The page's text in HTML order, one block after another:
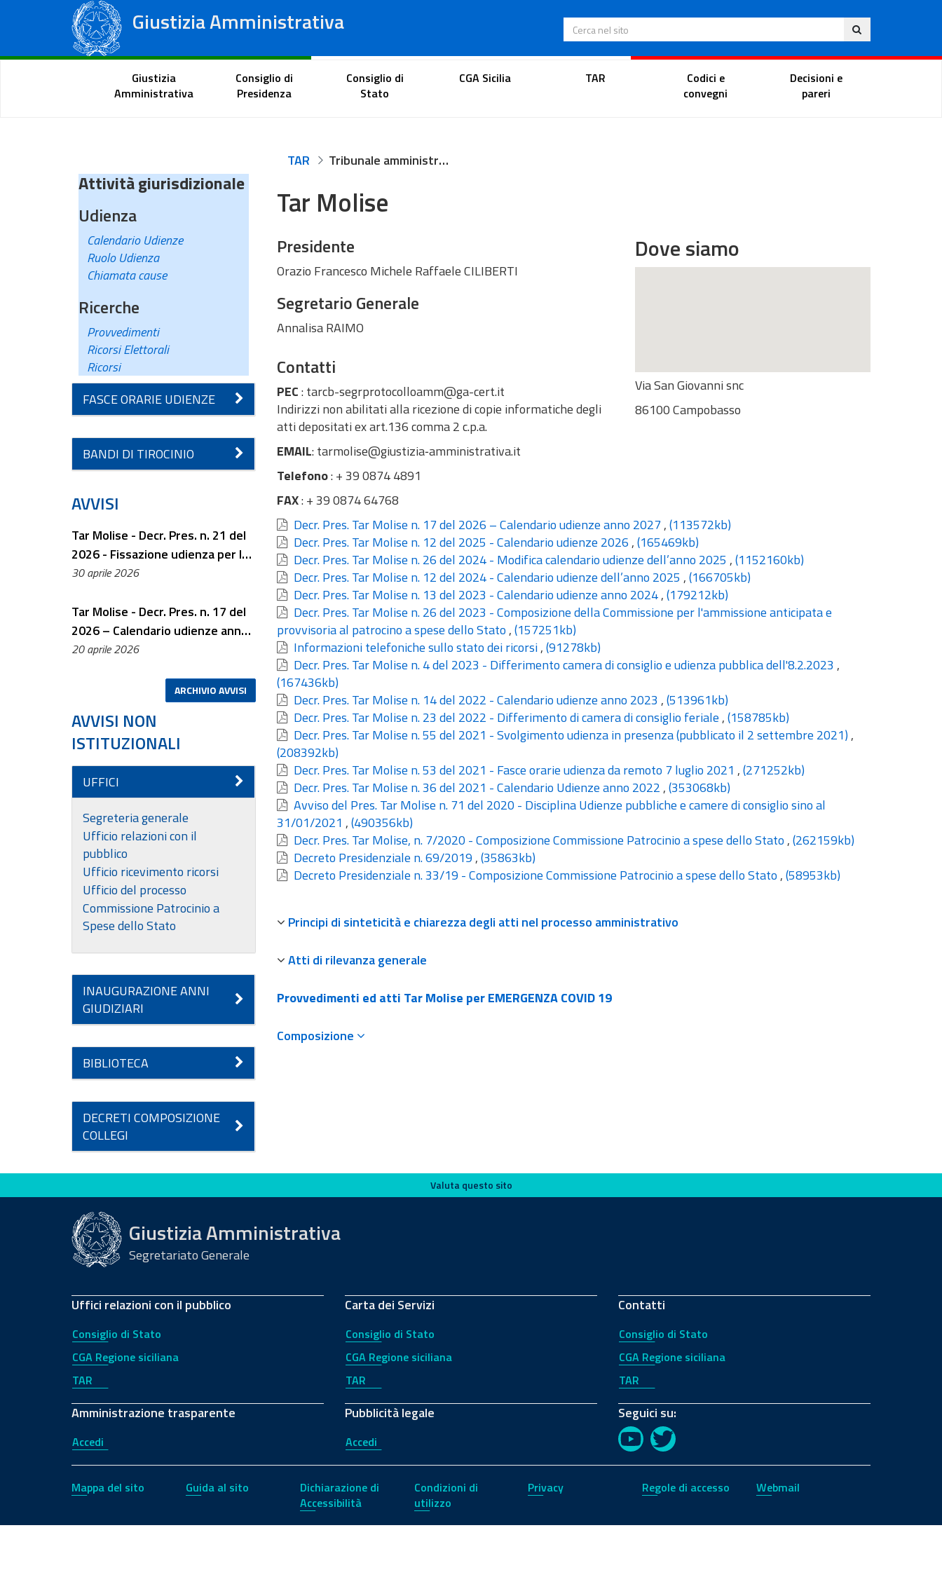
Giustizia Amministrativa
Tribunali Amministrativi Regionali
Ita
Cerca nel sito
Portale del cittadino Portale dell'avvocato Portale del magistrato
Giustizia
Amministrativa
Consiglio di
Presidenza
Consiglio di
Stato
CGA Sicilia TAR
Codici e
convegni
Decisioni e
pareri
Attività giurisdizionale
Udienza
Calendario Udienze
Ruolo Udienza
Chiamata cause
Ricerche
Provvedimenti
Ricorsi Elettorali
Ricorsi
FASCE ORARIE UDIENZE
BANDI DI TIROCINIO
AVVISI
Tar Molise - Decr. Pres. n. 21 del
2026 - Fissazione udienza per la
discussione dei ricorsi elettorali
30 aprile 2026
Tar Molise - Decr. Pres. n. 17 del
2026 – Calendario udienze anno
2027
20 aprile 2026
ARCHIVIO AVVISI
AVVISI NON
ISTITUZIONALI
UFFICI
Segreteria generale
Ufficio relazioni con il
pubblico
Ufficio ricevimento ricorsi
Ufficio del processo
Commissione Patrocinio a
Spese dello Stato
INAUGURAZIONE ANNI
GIUDIZIARI
BIBLIOTECA
DECRETI COMPOSIZIONE
COLLEGI
TAR Tribunale amministrativo regionale per il Molise
Tar Molise
Presidente
Orazio Francesco Michele Raffaele CILIBERTI
Segretario Generale
Annalisa RAIMO
Contatti
PEC: tarcb-segrprotocolloamm@ga-cert.it
Indirizzi non abilitati alla ricezione di copie informatiche degli
atti depositati ex art.136 comma 2 c.p.a.
EMAIL: tarmolise@giustizia‑amministrativa.it
Telefono: + 39 0874 4891
FAX: + 39 0874 64768
Dove siamo
Via San Giovanni snc
86100 Campobasso
Decr. Pres. Tar Molise n. 17 del 2026 – Calendario udienze anno 2027,(113572kb)
Decr. Pres. Tar Molise n. 12 del 2025 - Calendario udienze 2026 ,(165469kb)
Decr. Pres. Tar Molise n. 26 del 2024 - Modifica calendario udienze dell’anno 2025 ,(1152160kb)
Decr. Pres. Tar Molise n. 12 del 2024 - Calendario udienze dell’anno 2025 ,(166705kb)
Decr. Pres. Tar Molise n. 13 del 2023 - Calendario udienze anno 2024,(179212kb)
Decr. Pres. Tar Molise n. 26 del 2023 - Composizione della Commissione per l'ammissione anticipata e
provvisoria al patrocino a spese dello Stato ,(157251kb)
Informazioni telefoniche sullo stato dei ricorsi,(91278kb)
Decr. Pres. Tar Molise n. 4 del 2023 - Differimento camera di consiglio e udienza pubblica dell'8.2.2023 ,
(167436kb)
Decr. Pres. Tar Molise n. 14 del 2022 - Calendario udienze anno 2023 ,(513961kb)
Decr. Pres. Tar Molise n. 23 del 2022 - Differimento di camera di consiglio feriale ,(158785kb)
Decr. Pres. Tar Molise n. 55 del 2021 - Svolgimento udienza in presenza (pubblicato il 2 settembre 2021) ,
(208392kb)
Decr. Pres. Tar Molise n. 53 del 2021 - Fasce orarie udienza da remoto 7 luglio 2021 ,(271252kb)
Decr. Pres. Tar Molise n. 36 del 2021 - Calendario Udienze anno 2022 ,(353068kb)
Avviso del Pres. Tar Molise n. 71 del 2020 - Disciplina Udienze pubbliche e camere di consiglio sino al
31/01/2021 ,(490356kb)
Decr. Pres. Tar Molise, n. 7/2020 - Composizione Commissione Patrocinio a spese dello Stato ,(262159kb)
Decreto Presidenziale n. 69/2019 ,(35863kb)
Decreto Presidenziale n. 33/19 - Composizione Commissione Patrocinio a spese dello Stato ,(58953kb)
Principi di sinteticità e chiarezza degli atti nel processo amministrativo
Atti di rilevanza generale
Provvedimenti ed atti Tar Molise per EMERGENZA COVID 19
Composizione
Valuta questo sito Valuta questo sito
Giustizia Amministrativa
Segretariato Generale
Uffici relazioni con il pubblico
Consiglio di Stato
CGA Regione siciliana
TAR
Amministrazione trasparente
Accedi
Carta dei Servizi
Consiglio di Stato
CGA Regione siciliana
TAR
Pubblicità legale
Accedi
Contatti
Consiglio di Stato
CGA Regione siciliana
TAR
Seguici su:
YouTubeTwitter
Mappa del sito Guida al sito
Dichiarazione di
Accessibilità
Condizioni di
utilizzo
Privacy Regole di accesso Webmail